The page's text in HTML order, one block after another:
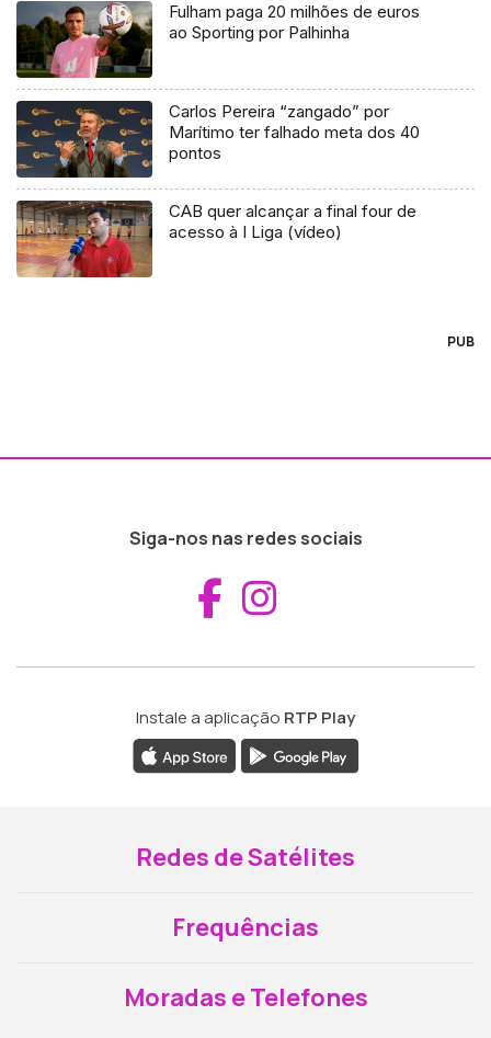
Fulham paga 20 milhões de euros
ao Sporting por Palhinha
Carlos Pereira “zangado” por
Marítimo ter falhado meta dos 40
pontos
CAB quer alcançar a final four de
acesso à I Liga (vídeo)
PUB
Siga-nos nas redes sociais
Aceder ao
Instale a aplicação RTP Play
Redes de Satélites
Frequências
Moradas e Telefones